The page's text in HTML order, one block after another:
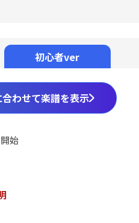
初心者ver
わせて楽譜を表示
始